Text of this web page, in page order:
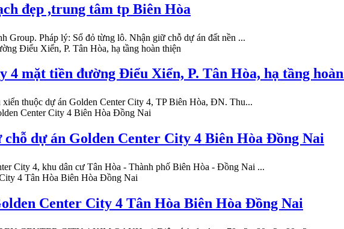
đẹp ,trung tâm tp Biên Hòa
Group. Pháp lý: Sổ đỏ từng lô. Nhận giữ chỗ dự án đất nền ...
4 mặt tiền đường Điểu Xiển, P. Tân Hòa, hạ tầng
thuộc dự án Golden Center City 4, TP Biên Hòa, ĐN. Thu...
dự án Golden Center City 4 Biên Hòa Đồng Nai
City 4, khu dân cư Tân Hòa - Thành phố Biên Hòa - Đồng Nai ...
Center City 4 Tân Hòa Biên Hòa Đồng Nai